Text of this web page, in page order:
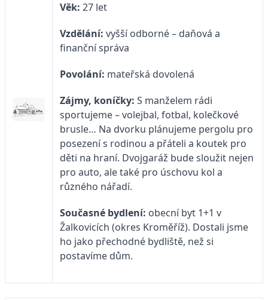
Věk: 27 let
Vzdělání: vyšší odborné – daňová a
finanční správa
Povolání: mateřská dovolená
Zájmy, koníčky: S manželem rádi
sportujeme – volejbal, fotbal, kolečkové
brusle… Na dvorku plánujeme pergolu pro
posezení s rodinou a přáteli a koutek pro
děti na hraní. Dvojgaráž bude sloužit nejen
pro auto, ale také pro úschovu kol a
různého nářadí.
Současné bydlení: obecní byt 1+1 v
Žalkovicích (okres Kroměříž). Dostali jsme
ho jako přechodné bydliště, než si
postavíme dům.